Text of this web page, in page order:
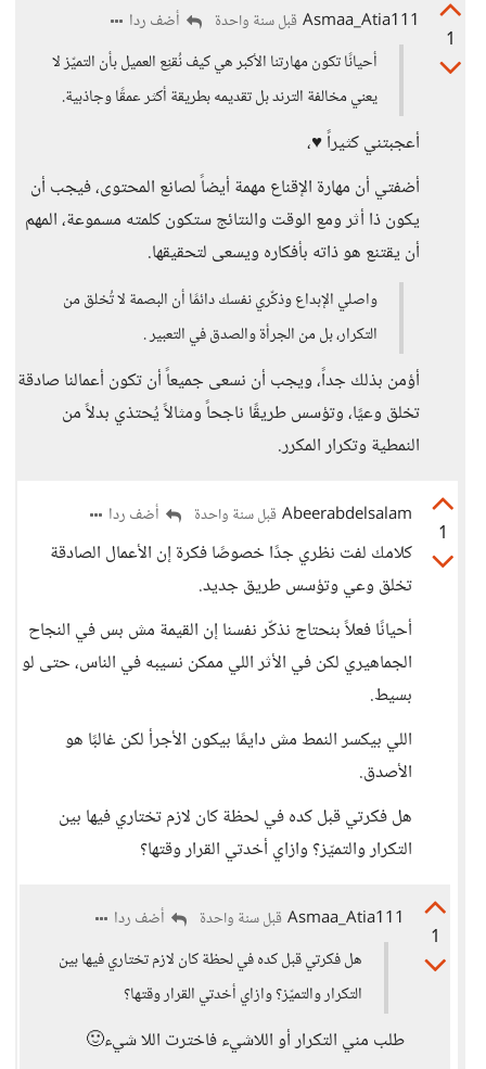
1
Asmaa_Atia111 قبل سنة واحدة
أضف ردا
أحيانًا تكون مهارتنا الأكبر هي كيف نُقنِع العميل بأن التميّز لا
يعني مخالفة الترند بل تقديمه بطريقة أكثر عمقًا وجاذبية.
أعجبتني كثيراً ♥️،
أضفتي أن مهارة الإقناع مهمة أيضاً لصانع المحتوى، فيجب أن
يكون ذا أثر ومع الوقت والنتائج ستكون كلمته مسموعة، المهم
أن يقتنع هو ذاته بأفكاره ويسعى لتحقيقها.
واصلي الإبداع وذكّري نفسك دائمًا أن البصمة لا تُخلق من
التكرار، بل من الجرأة والصدق في التعبير .
أؤمن بذلك جداً، ويجب أن نسعى جميعاً أن تكون أعمالنا صادقة
تخلق وعيًا، وتؤسس طريقًا ناجحاً ومثالاً يُحتذي بدلاً من
النمطية وتكرار المكرر.
1
Abeerabdelsalam قبل سنة واحدة أضف ردا
كلامك لفت نظري جدًا خصوصًا فكرة إن الأعمال الصادقة
تخلق وعي وتؤسس طريق جديد.
أحيانًا فعلاً بنحتاج نذكّر نفسنا إن القيمة مش بس في النجاح
الجماهيري لكن في الأثر اللي ممكن نسيبه في الناس، حتى لو
بسيط.
اللي بيكسر النمط مش دايمًا بيكون الأجرأ لكن غالبًا هو
الأصدق.
هل فكرتي قبل كده في لحظة كان لازم تختاري فيها بين
التكرار والتميّز؟ وازاي أخدتي القرار وقتها؟
1
Asmaa_Atia111 قبل سنة واحدة
أضف ردا
هل فكرتي قبل كده في لحظة كان لازم تختاري فيها بين
التكرار والتميّز؟ وازاي أخدتي القرار وقتها؟
طلب مني التكرار أو اللاشيء فاخترت اللا شيء🙂